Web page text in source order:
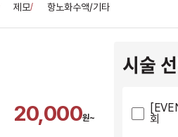
제모/ 항노화수액/기타
20,000원~
시술
회